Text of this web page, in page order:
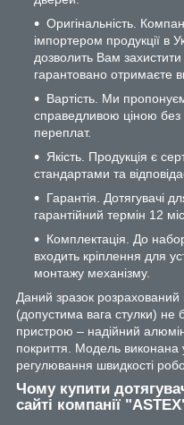
Оригінальність.
імпортером продукції в
дозволить Вам
гарантовано отримаєте
Вартість. Ми
справедливою ціною без
переплат.
Якість. Продукція є
стандартами та
Гарантія. Дотягувачі
гарантійний термін 12
Комплектація. До
входить кріплення для
монтажу механізму.
Даний зразок
(допустима вага стулки) не
пристрою – надійний
покриття. Модель виконана
регулювання швидкості
Чому купити
сайті компанії